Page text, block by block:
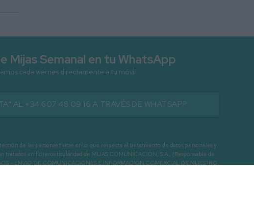
Mijas Semanal en tu WhatsApp
cada viernes directamente a tu móvil
AL +34 607 48 09 16 A TRAVÉS DE WHATSAPP
de las personas físicas en lo que respecta al tratamiento de datos personales y
en ficheros titularidad de MIJAS COMUNICACIÓN, S.A., (Responsable de
- ENVIO DE COMUNICACIONES E INFORMACIÓN COMERCIAL DE NUESTRO